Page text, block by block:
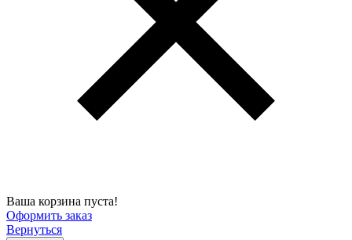
Ваша корзина пуста!
Оформить заказ
Вернуться